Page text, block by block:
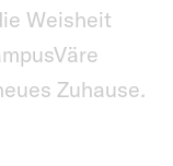
Weisheit
Zuhause.